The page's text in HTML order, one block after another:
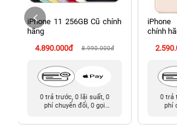
Tàu cũ)
198 Hoàng Văn Thụ, Tân Sơn Nhất, Hồ
cũ)
iPhone 11 256GB Cũ chính
hãng
4.890.000đ
8.990.000đ
0 trả trước, 0 lãi suất, 0
phí chuyển đổi, 0 gọi
chính
0 trả
phí